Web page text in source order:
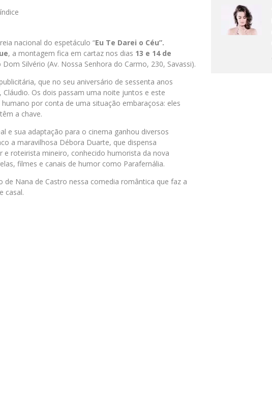
nacional do espetáculo “Eu Te Darei o Céu”.
, a montagem fica em cartaz nos dias 13 e 14 de
Silvério (Av. Nossa Senhora do Carmo, 230, Savassi).
que no seu aniversário de sessenta anos
Os dois passam uma noite juntos e este
por conta de uma situação embaraçosa: eles
a chave.
e sua adaptação para o cinema ganhou diversos
a maravilhosa Débora Duarte, que dispensa
roteirista mineiro, conhecido humorista da nova
filmes e canais de humor como Parafernália.
Nana de Castro nessa comedia romântica que faz a
casal.